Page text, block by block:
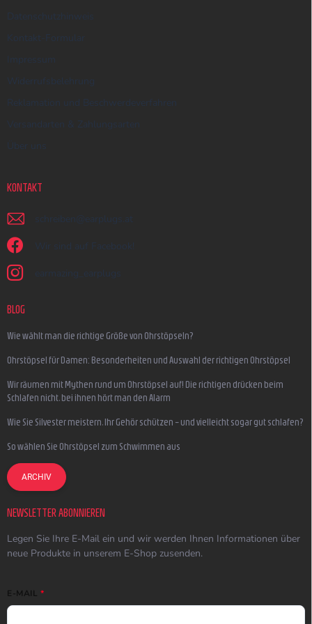
Datenschutzhinweis
Kontakt-Formular
Impressum
Widerrufsbelehrung
Reklamation und Beschwerdeverfahren
Versandarten & Zahlungsarten
Über uns
KONTAKT
schreiben @ earplugs.at
Wir sind auf Facebook!
earmazing_earplugs
BLOG
Wie wählt man die richtige Größe von Ohrstöpseln?
Ohrstöpsel für Damen: Besonderheiten und Auswahl der richtigen Ohrstöpsel
Wir räumen mit Mythen rund um Ohrstöpsel auf! Die richtigen drücken beim
Schlafen nicht, bei ihnen hört man den Alarm
Wie Sie Silvester meistern, Ihr Gehör schützen – und vielleicht sogar gut schlafen?
So wählen Sie Ohrstöpsel zum Schwimmen aus
ARCHIV
NEWSLETTER ABONNIEREN
Legen Sie Ihre E-Mail ein und wir werden Ihnen Informationen über
neue Produkte in unserem E-Shop zusenden.
E-MAIL